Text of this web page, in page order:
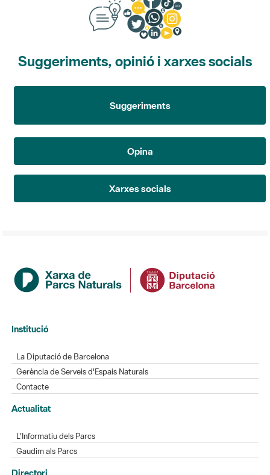
Suggeriments, opinió i xarxes socials
Suggeriments
Opina
Xarxes socials
Institució
La Diputació de Barcelona
Gerència de Serveis d'Espais Naturals
Contacte
Actualitat
L'Informatiu dels Parcs
Gaudim als Parcs